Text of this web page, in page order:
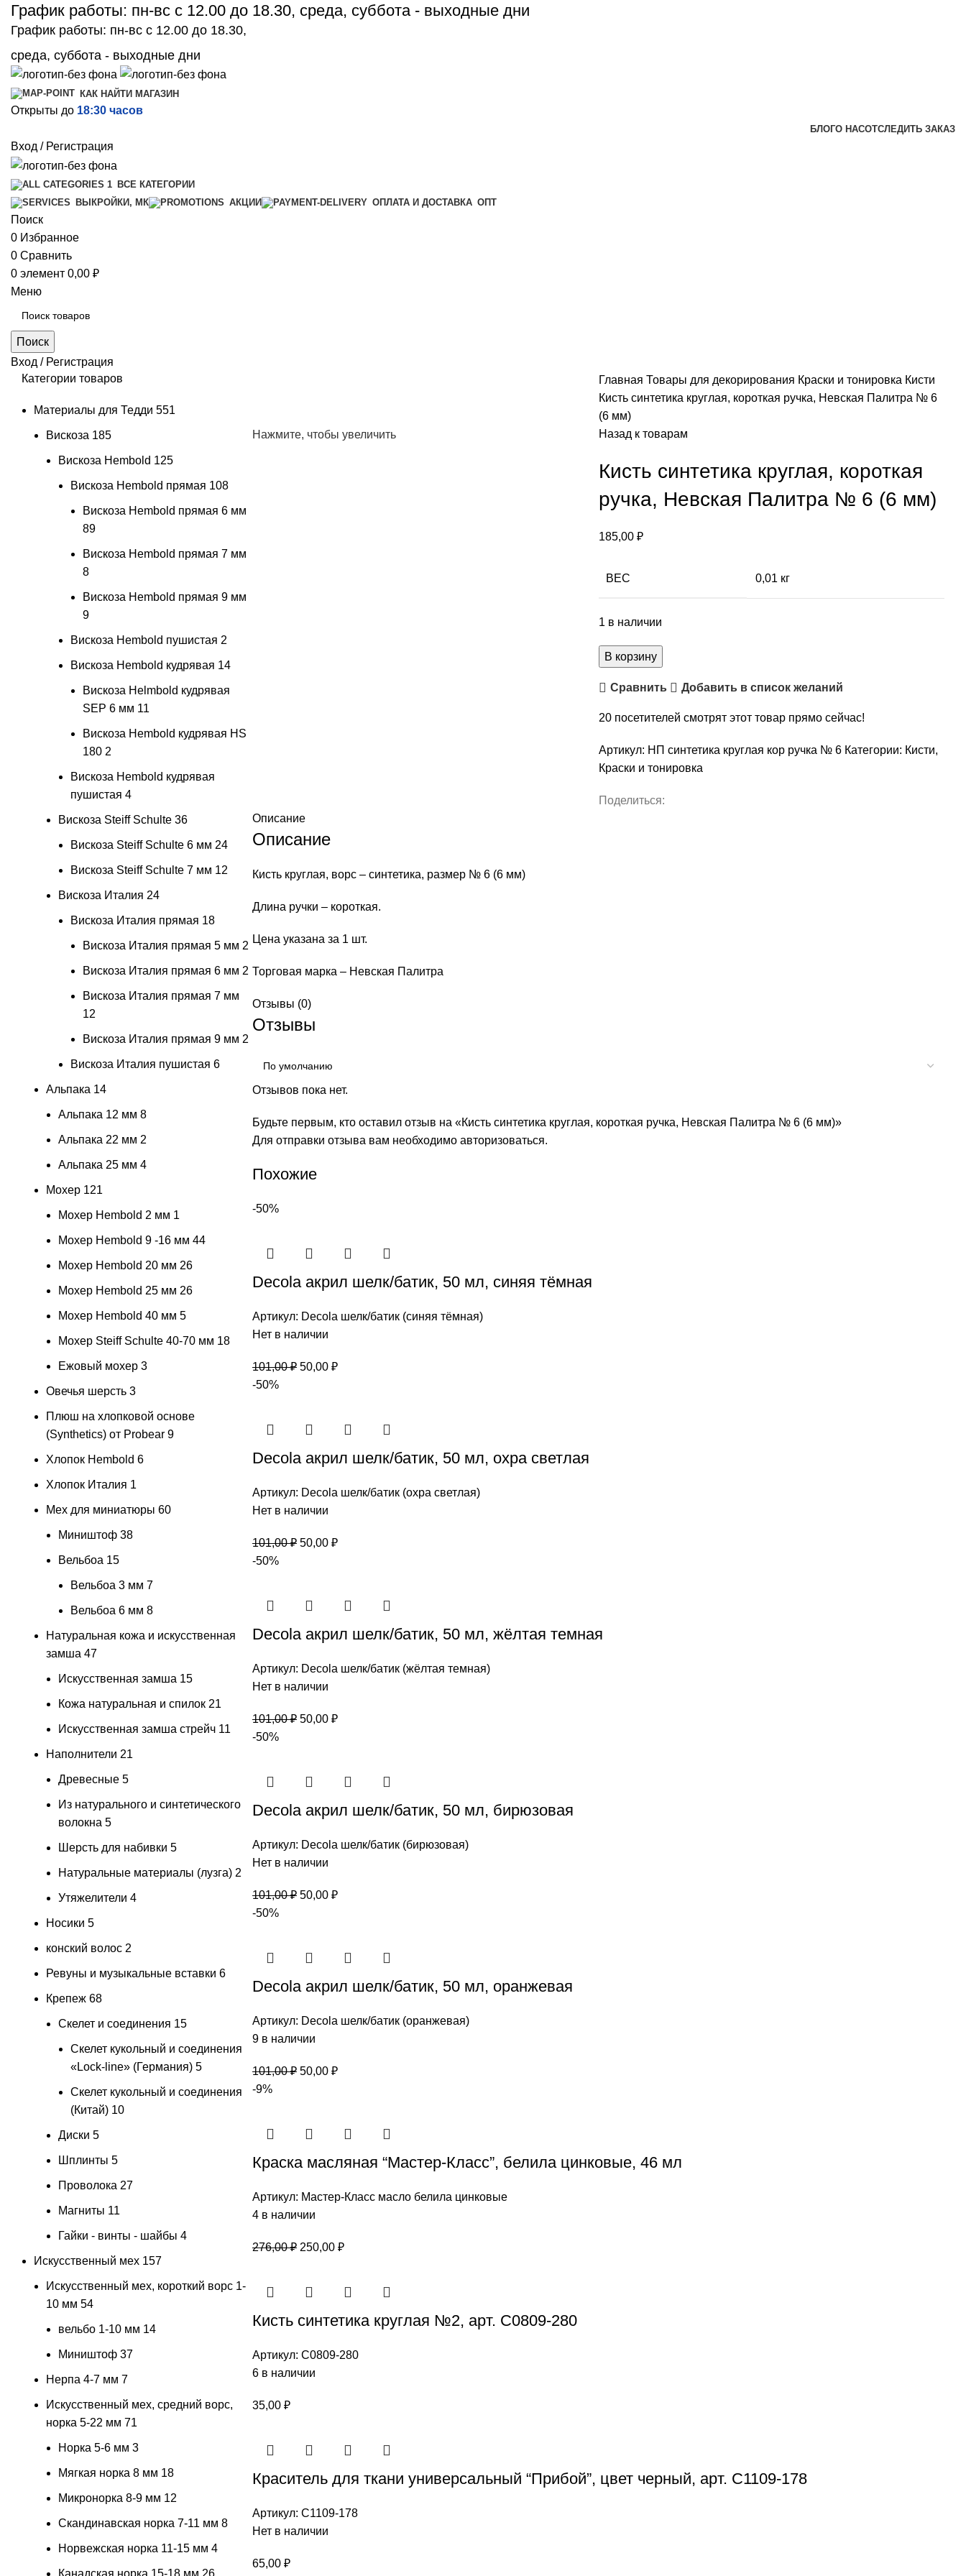
График работы: пн-вс с 12.00 до 18.30, среда, суббота - выходные дни
График работы: пн-вс с 12.00 до 18.30,
среда, суббота - выходные дни
КАК НАЙТИ МАГАЗИН
Открыты до 18:30 часов
БЛОГО НАСОТСЛЕДИТЬ ЗАКАЗ
Вход / Регистрация
ВСЕ КАТЕГОРИИ
ВЫКРОЙКИ, МК
АКЦИИ ОПЛАТА И ДОСТАВКА ОПТ
Поиск
0 Избранное
0 Сравнить
0 элемент 0,00 ₽
Меню
Поиск
Вход / Регистрация
Нажмите, чтобы увеличить
Главная Товары для декорирования Краски и тонировка Кисти
Кисть синтетика круглая, короткая ручка, Невская Палитра № 6
(6 мм)
Назад к товарам
Кисть синтетика круглая, короткая
ручка, Невская Палитра № 6 (6 мм)
185,00 ₽
ВЕС 0,01 кг
1 в наличии
В корзину
Сравнить Добавить в список желаний
20 посетителей смотрят этот товар прямо сейчас!
Артикул: НП синтетика круглая кор ручка № 6 Категории: Кисти,
Краски и тонировка
Поделиться:
Описание
Описание
Кисть круглая, ворс – синтетика, размер № 6 (6 мм)
Длина ручки – короткая.
Цена указана за 1 шт.
Торговая марка – Невская Палитра
Отзывы (0)
Отзывы
Отзывов пока нет.
Будьте первым, кто оставил отзыв на «Кисть синтетика круглая, короткая ручка, Невская Палитра № 6 (6 мм)»
Для отправки отзыва вам необходимо авторизоваться.
Похожие
-50%
Decola акрил шелк/батик, 50 мл, синяя тёмная
Артикул: Decola шелк/батик (синяя тёмная)
Нет в наличии
101,00₽ 50,00 ₽
-50%
Decola акрил шелк/батик, 50 мл, охра светлая
Артикул: Decola шелк/батик (охра светлая)
Нет в наличии
101,00₽ 50,00 ₽
-50%
Decola акрил шелк/батик, 50 мл, жёлтая темная
Артикул: Decola шелк/батик (жёлтая темная)
Нет в наличии
101,00₽ 50,00 ₽
-50%
Decola акрил шелк/батик, 50 мл, бирюзовая
Артикул: Decola шелк/батик (бирюзовая)
Нет в наличии
101,00₽ 50,00 ₽
-50%
Decola акрил шелк/батик, 50 мл, оранжевая
Артикул: Decola шелк/батик (оранжевая)
9 в наличии
101,00₽ 50,00 ₽
-9%
Краска масляная “Мастер-Класс”, белила цинковые, 46 мл
Артикул: Мастер-Класс масло белила цинковые
4 в наличии
276,00₽ 250,00 ₽
Кисть синтетика круглая №2, арт. С0809-280
Артикул: С0809-280
6 в наличии
35,00 ₽
Краситель для ткани универсальный “Прибой”, цвет черный, арт. С1109-178
Артикул: С1109-178
Нет в наличии
65,00 ₽
Категории товаров
Материалы для Тедди 551
Вискоза 185
Вискоза Hembold 125
Вискоза Hembold прямая 108
Вискоза Hembold прямая 6 мм
89
Вискоза Hembold прямая 7 мм
8
Вискоза Hembold прямая 9 мм
9
Вискоза Hembold пушистая 2
Вискоза Hembold кудрявая 14
Вискоза Helmbold кудрявая
SEP 6 мм 11
Вискоза Hembold кудрявая HS
180 2
Вискоза Hembold кудрявая
пушистая 4
Вискоза Steiff Schulte 36
Вискоза Steiff Schulte 6 мм 24
Вискоза Steiff Schulte 7 мм 12
Вискоза Италия 24
Вискоза Италия прямая 18
Вискоза Италия прямая 5 мм 2
Вискоза Италия прямая 6 мм 2
Вискоза Италия прямая 7 мм
12
Вискоза Италия прямая 9 мм 2
Вискоза Италия пушистая 6
Альпака 14
Альпака 12 мм 8
Альпака 22 мм 2
Альпака 25 мм 4
Мохер 121
Мохер Hembold 2 мм 1
Мохер Hembold 9 -16 мм 44
Мохер Hembold 20 мм 26
Мохер Hembold 25 мм 26
Мохер Hembold 40 мм 5
Мохер Steiff Schulte 40-70 мм 18
Ежовый мохер 3
Овечья шерсть 3
Плюш на хлопковой основе
(Synthetics) от Probear 9
Хлопок Hembold 6
Хлопок Италия 1
Мех для миниатюры 60
Миништоф 38
Вельбоа 15
Вельбоа 3 мм 7
Вельбоа 6 мм 8
Натуральная кожа и искусственная
замша 47
Искусственная замша 15
Кожа натуральная и спилок 21
Искусственная замша стрейч 11
Наполнители 21
Древесные 5
Из натурального и синтетического
волокна 5
Шерсть для набивки 5
Натуральные материалы (лузга) 2
Утяжелители 4
Носики 5
конский волос 2
Ревуны и музыкальные вставки 6
Крепеж 68
Скелет и соединения 15
Скелет кукольный и соединения
«Lock-line» (Германия) 5
Скелет кукольный и соединения
(Китай) 10
Диски 5
Шплинты 5
Проволока 27
Магниты 11
Гайки - винты - шайбы 4
Искусственный мех 157
Искусственный мех, короткий ворс 1-
10 мм 54
вельбо 1-10 мм 14
Миништоф 37
Нерпа 4-7 мм 7
Искусственный мех, средний ворс,
норка 5-22 мм 71
Норка 5-6 мм 3
Мягкая норка 8 мм 18
Микронорка 8-9 мм 12
Скандинавская норка 7-11 мм 8
Норвежская норка 11-15 мм 4
Канадская норка 15-18 мм 26